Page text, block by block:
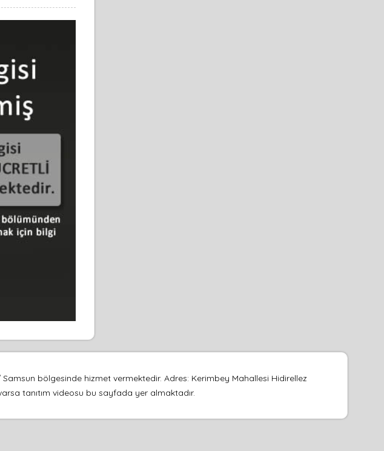
bölgesinde hizmet vermektedir. Adres: Kerimbey Mahallesi Hidirellez
tanıtım videosu bu sayfada yer almaktadır.